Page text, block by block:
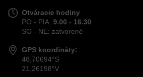
Otváracie hodiny
PO - PIA: 9.00 - 16.30
SO - NE: zatvorené
GPS koordináty:
48,70694°S
21,26198°V